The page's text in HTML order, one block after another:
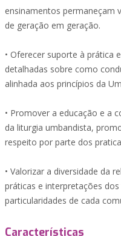
ensinamentos permaneçam
de geração em geração.
• Oferecer suporte à prática
detalhadas sobre como
alinhada aos princípios da
• Promover a educação e a
da liturgia umbandista,
respeito por parte dos
• Valorizar a diversidade da
práticas e interpretações
particularidades de cada
Características